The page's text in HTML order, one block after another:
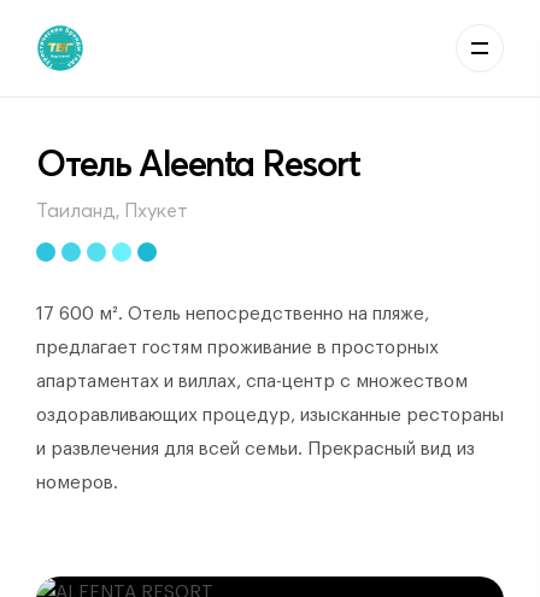
Отель Aleenta Resort
Таиланд, Пхукет
17 600 м². Отель непосредственно на пляже,
предлагает гостям проживание в просторных
апартаментах и виллах, спа-центр с множеством
оздоравливающих процедур, изысканные рестораны
и развлечения для всей семьи. Прекрасный вид из
номеров.